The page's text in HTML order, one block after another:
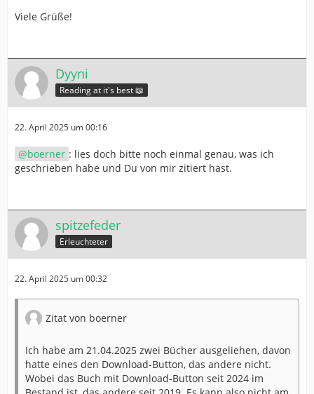
Viele Grüße!
Dyyni
Reading at it's best 📖
22. April 2025 um 00:16
boerner : lies doch bitte noch einmal genau, was ich
geschrieben habe und Du von mir zitiert hast.
spitzefeder
Erleuchteter
22. April 2025 um 00:32
Zitat von boerner
Ich habe am 21.04.2025 zwei Bücher ausgeliehen, davon
hatte eines den Download-Button, das andere nicht.
Wobei das Buch mit Download-Button seit 2024 im